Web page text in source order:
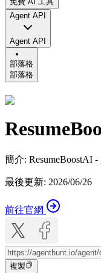
Agent API
Agent API
部落格
部落格
簡介: ResumeBoostAI
最後更新: 2026/06/26
前往官網
複製